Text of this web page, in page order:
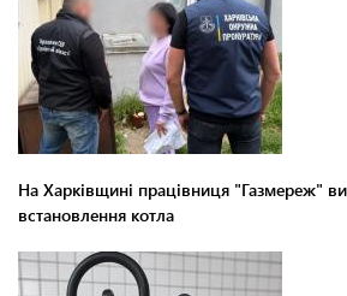
На Харківщині працівниця "Газмереж"
встановлення котла